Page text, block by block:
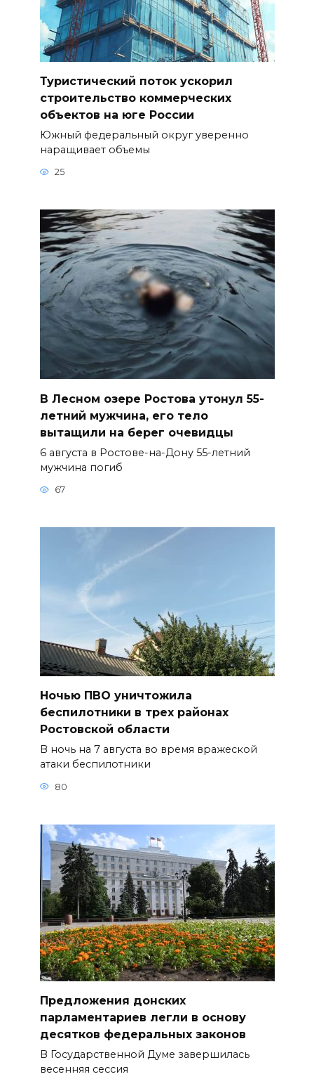
Туристический поток ускорил
строительство коммерческих
объектов на юге России
Южный федеральный округ уверенно
наращивает объемы
25
В Лесном озере Ростова утонул 55-
летний мужчина, его тело
вытащили на берег очевидцы
6 августа в Ростове-на-Дону 55-летний
мужчина погиб
67
Ночью ПВО уничтожила
беспилотники в трех районах
Ростовской области
В ночь на 7 августа во время вражеской
атаки беспилотники
80
Предложения донских
парламентариев легли в основу
десятков федеральных законов
В Государственной Думе завершилась
весенняя сессия